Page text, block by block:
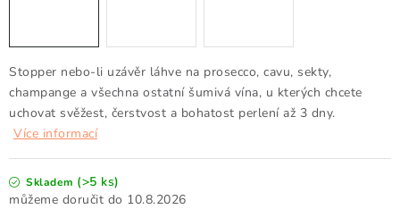
Stopper nebo-li uzávěr láhve na prosecco, cavu, sekty,
champange a všechna ostatní šumivá vína, u kterých chcete
uchovat svěžest, čerstvost a bohatost perlení až 3 dny.
Více informací
Skladem (>5 ks)
10.8.2026